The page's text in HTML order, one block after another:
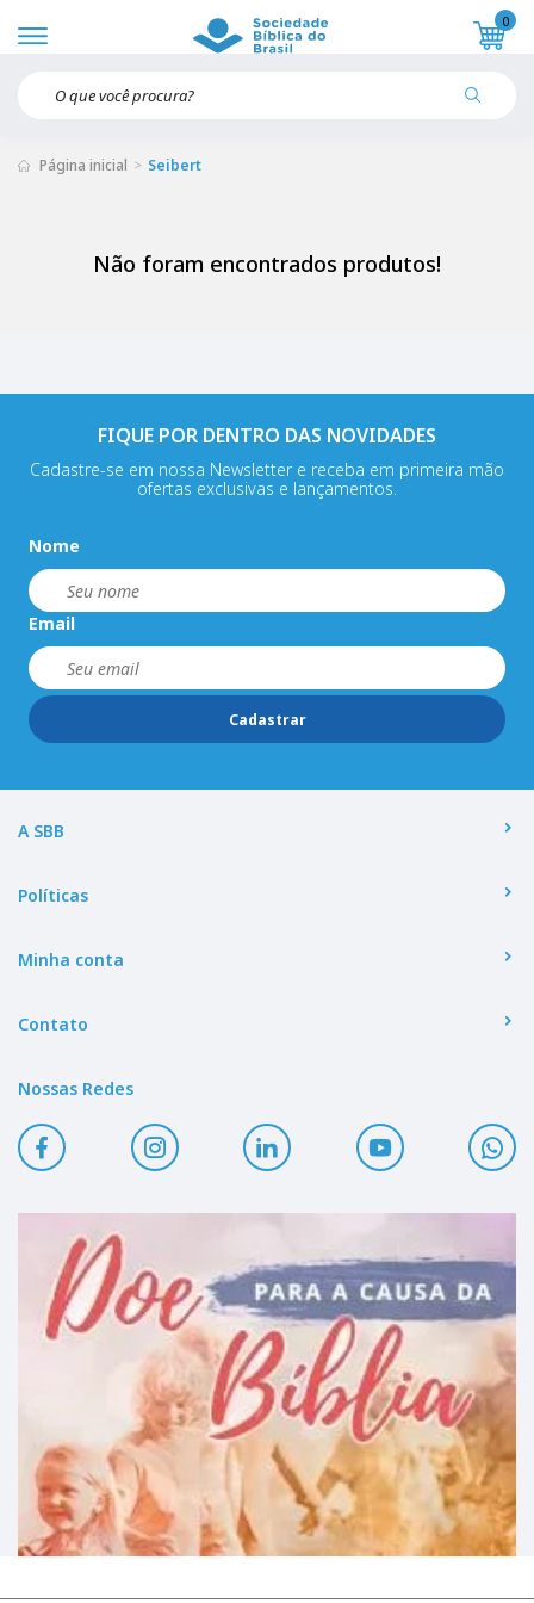
0
Página inicial Seibert
Não foram encontrados produtos!
FIQUE POR DENTRO DAS NOVIDADES
Cadastre-se em nossa Newsletter e receba em primeira mão
ofertas exclusivas e lançamentos.
Nome
Email
Cadastrar
A SBB
Políticas
Minha conta
Contato
Nossas Redes